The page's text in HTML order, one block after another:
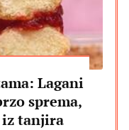
Lagani
sprema,
iz tanjira